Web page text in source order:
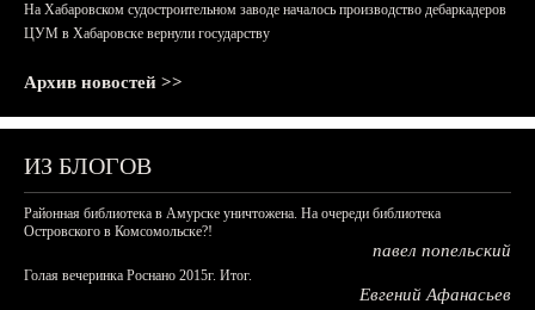
На Хабаровском судостроительном заводе началось производство дебаркадеров
ЦУМ в Хабаровске вернули государству
Архив новостей >>
ИЗ БЛОГОВ
Районная библиотека в Амурске уничтожена. На очереди библиотека
Островского в Комсомольске?!
павел попельский
Голая вечеринка Роснано 2015г. Итог.
Евгений Афанасьев